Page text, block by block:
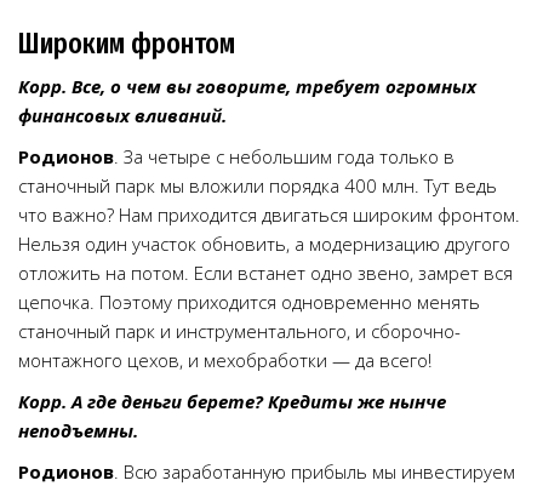
Широким фронтом
Корр. Все, о чем вы говорите, требует огромных
финансовых вливаний.
Родионов. За четыре с небольшим года только в
станочный парк мы вложили порядка 400 млн. Тут ведь
что важно? Нам приходится двигаться широким фронтом.
Нельзя один участок обновить, а модернизацию другого
отложить на потом. Если встанет одно звено, замрет вся
цепочка. Поэтому приходится одновременно менять
станочный парк и инструментального, и сборочно-
монтажного цехов, и мех­обработки — да всего!
Корр. А где деньги берете? Кредиты же нынче
неподъемны.
Родионов. Всю заработанную прибыль мы инвестируем